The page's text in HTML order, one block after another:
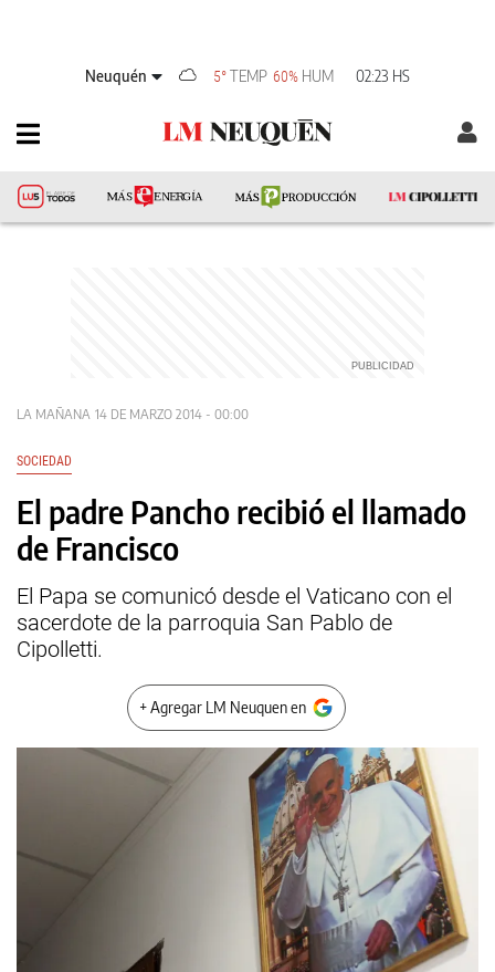
Neuquén 5°TEMP 60% HUM 02:23 HS
LA MAÑANA 14 DE MARZO 2014 - 00:00
SOCIEDAD
El padre Pancho recibió el llamado
de Francisco
El Papa se comunicó desde el Vaticano con el
sacerdote de la parroquia San Pablo de
Cipolletti.
+ Agregar LM Neuquen en